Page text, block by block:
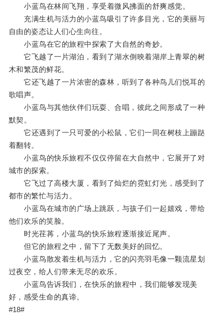
小蓝鸟在林间飞翔，享受着微风拂面的舒爽感觉。
充满生机与活力的小蓝鸟吸引了许多目光，它的美丽与
自由的姿态让人们心生向往。
小蓝鸟在它的旅程中探索了大自然的奇妙。
它飞越了一片湖泊，看到了湖水倒映着湖岸上青翠的树
木和繁茂的鲜花。
它还飞越了一片浓密的森林，听到了各种鸟儿们悦耳的
歌唱声。
小蓝鸟与其他伙伴们玩耍、合唱，彼此之间形成了一种
默契。
它还遇到了一只可爱的小松鼠，它们一同在树枝上蹦跶
着翻转。
小蓝鸟的快乐旅程不仅仅停留在大自然中，它展开了对
城市的探索。
它飞过了高楼大厦，看到了灿烂的霓虹灯光，感受到了
都市的繁忙与活力。
小蓝鸟在城市的广场上跳跃，与孩子们一起嬉戏，带给
他们欢乐的笑脸。
时光荏苒，小蓝鸟的快乐旅程逐渐接近尾声。
但它的旅程之中，留下了无数美好的回忆。
小蓝鸟散发着生机与活力，它的闪亮羽毛像一颗流星划
过夜空，给人们带来无尽的欢乐。
小蓝鸟告诉我们，在快乐的旅程中，我们能够发现美
好，感受生命的真谛。
#18#